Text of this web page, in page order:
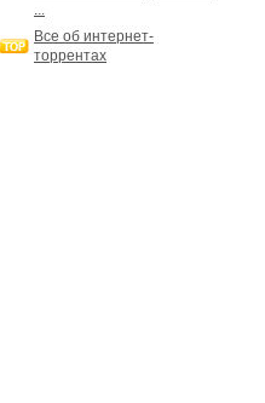
...
Все об интернет-
торрентах